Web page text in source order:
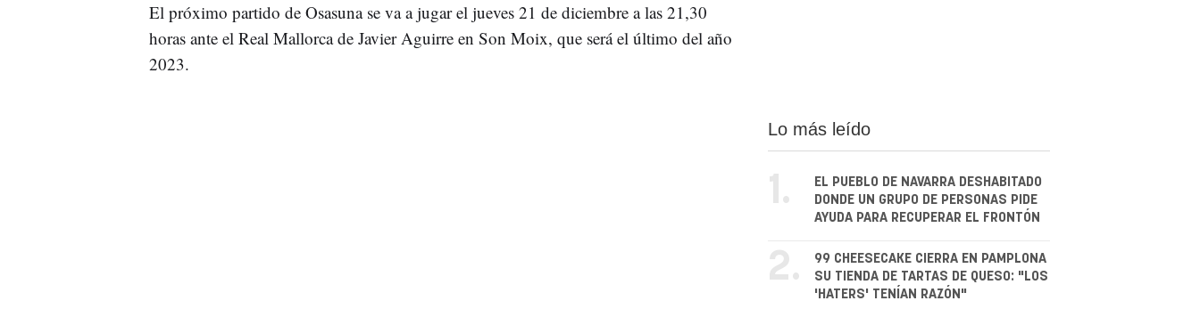
El próximo partido de Osasuna se va a jugar el jueves 21 de diciembre a las 21,30
horas ante el Real Mallorca de Javier Aguirre en Son Moix, que será el último del año
2023.
Lo más leído
1.
EL PUEBLO DE NAVARRA DESHABITADO
DONDE UN GRUPO DE PERSONAS PIDE
AYUDA PARA RECUPERAR EL FRONTÓN
2.
99 CHEESECAKE CIERRA EN PAMPLONA
SU TIENDA DE TARTAS DE QUESO: "LOS
'HATERS' TENÍAN RAZÓN"